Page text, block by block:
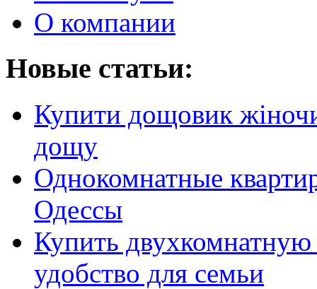
О компании
Новые статьи:
Купити дощовик
дощу
Однокомнатные
Одессы
Купить
удобство для семьи